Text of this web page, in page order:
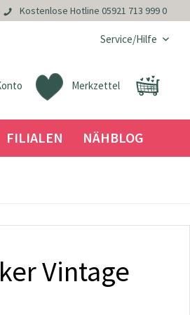
Kostenlose Hotline 05921 713 999 0
Service/Hilfe
Merkzettel
FILIALEN NÄHBLOG
Vintage